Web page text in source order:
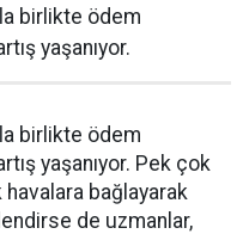
birlikte ödem
yaşanıyor.
birlikte ödem
yaşanıyor. Pek çok
havalara bağlayarak
de uzmanlar,